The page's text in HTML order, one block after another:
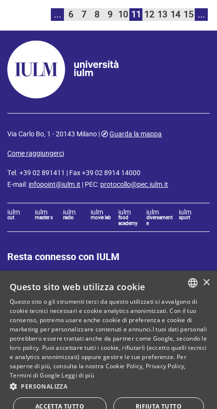
OGGI
CANCELLA
CHIUDI
OGGI
CANCELLA
CHIUDI
... 6 7 8 9 10 11 12 13 14 15 ...
Via Carlo Bo, 1 - 20143 Milano |
Guarda la mappa
Come raggiungerci
Tel. +39 02 891411 | Fax +39 02 8914 14000
E-mail: infopoint@iulm.it | PEC: protocollo@pec.iulm.it
iulm
cut
iulm
master x
iulm
radio
iulm
movie lab
iulm
food
academy
iulm
diversament
e
iulm
sport
Resta connesso con IULM
Mappa del sito
Privacy policy
Cookie Policy
Note legali
Contatti
C. Fiscale: 80071270153
Dona il tuo 5 per mille!
ITALIAN
ENGLISH
×
Questo sito web utilizza cookie
Questo sito o gli strumenti terzi da questo utilizzati si avvalgono di
cookie tecnici necessari e cookie analytics anonimizzati. Con il tuo
consenso, potremo usare anche cookie di preferenza e cookie di
marketing per personalizzare contenuti e annunci.I tuoi dati personali
potrebbero essere trattati anche da partner come Google, secondo le
loro policy. Puoi accettare tutti i cookie, rifiutarli (eccetto quelli tecnici
e analytics anonimizzati) oppure gestire le tue preferenze. Per
saperne di più, consulta la nostra Cookie Policy, Privacy Policy,
Termini di Google Leggi di più
PERSONALIZZA
ACCETTA TUTTO RIFIUTA TUTTO